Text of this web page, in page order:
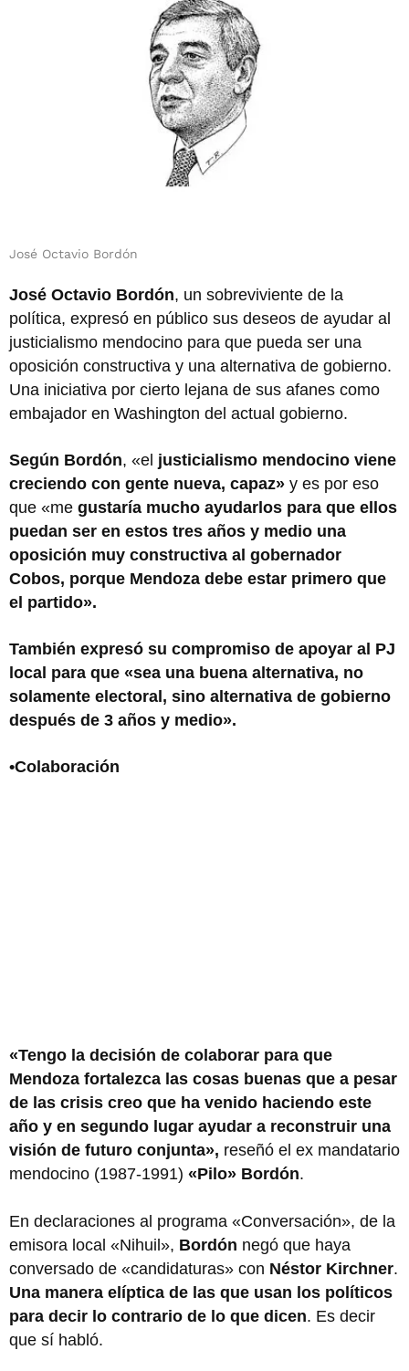
José Octavio Bordón
José Octavio Bordón, un sobreviviente de la
política, expresó en público sus deseos de ayudar al
justicialismo mendocino para que pueda ser una
oposición constructiva y una alternativa de gobierno.
Una iniciativa por cierto lejana de sus afanes como
embajador en Washington del actual gobierno.
Según Bordón, «el justicialismo mendocino viene
creciendo con gente nueva, capaz» y es por eso
que «me gustaría mucho ayudarlos para que ellos
puedan ser en estos tres años y medio una
oposición muy constructiva al gobernador
Cobos, porque Mendoza debe estar primero que
el partido».
También expresó su compromiso de apoyar al PJ
local para que «sea una buena alternativa, no
solamente electoral, sino alternativa de gobierno
después de 3 años y medio».
•Colaboración
«Tengo la decisión de colaborar para que
Mendoza fortalezca las cosas buenas que a pesar
de las crisis creo que ha venido haciendo este
año y en segundo lugar ayudar a reconstruir una
visión de futuro conjunta», reseñó el ex mandatario
mendocino (1987-1991) «Pilo» Bordón.
En declaraciones al programa «Conversación», de la
emisora local «Nihuil», Bordón negó que haya
conversado de «candidaturas» con Néstor Kirchner.
Una manera elíptica de las que usan los políticos
para decir lo contrario de lo que dicen. Es decir
que sí habló.